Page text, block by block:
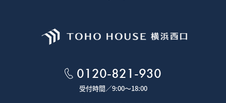
0120-821-930
受付時間／9:00～18:00